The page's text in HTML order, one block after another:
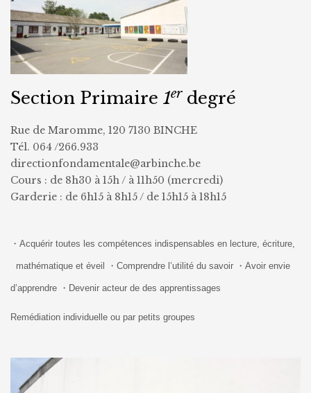
Section Primaire 1erdegré
Rue de Maromme, 120 7130 BINCHE
Tél. 064 /266.933
directionfondamentale@arbinche.be
Cours : de 8h30 à 15h / à 11h50 (mercredi)
Garderie : de 6h15 à 8h15 / de 15h15 à 18h15
・Acquérir toutes les compétences indispensables en lecture, écriture,
mathématique et éveil ・Comprendre l’utilité du savoir ・Avoir envie
d’apprendre ・Devenir acteur de des apprentissages
Remédiation individuelle ou par petits groupes